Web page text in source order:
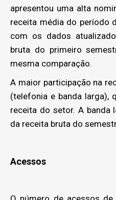
apresentou uma alta
receita média do período
com os dados
bruta do primeiro
mesma comparação.
A maior participação na
(telefonia e banda larga),
receita do setor. A banda
da receita bruta do
Acessos